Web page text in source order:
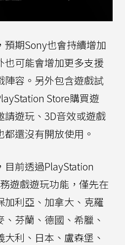
預期Sony也會持續增加
也可能會增加更多支援
陣容。另外包含遊戲試
Store購買遊
遊玩、3D音效或遊戲
還沒有開放使用。
前透過PlayStation
遊戲遊玩功能，僅先在
加利亞、加拿大、克羅
芬蘭、德國、希臘、
利、日本、盧森堡、